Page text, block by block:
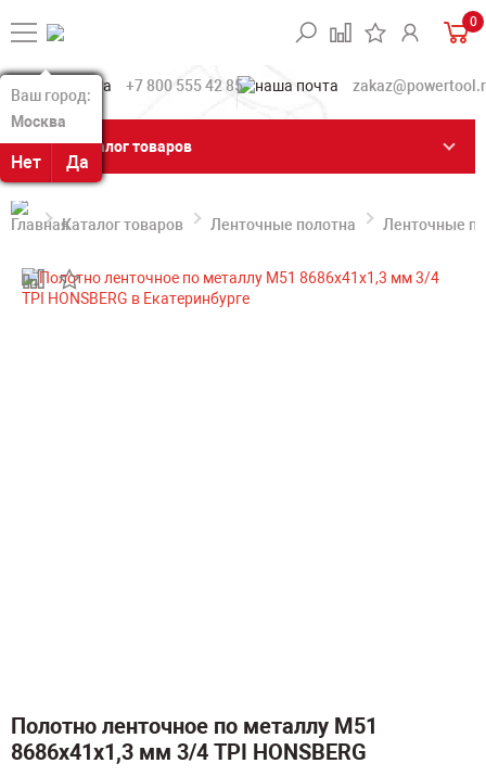
Ваш город:
Москва
Нет Да
Ваш город:
Москва
Нет Да
0
+7 800 555 42 85
Каталог товаров
Каталог товаров Ленточные полотна Ленточные
Полотно ленточное по металлу M51
8686х41х1,3 мм 3/4 TPI HONSBERG